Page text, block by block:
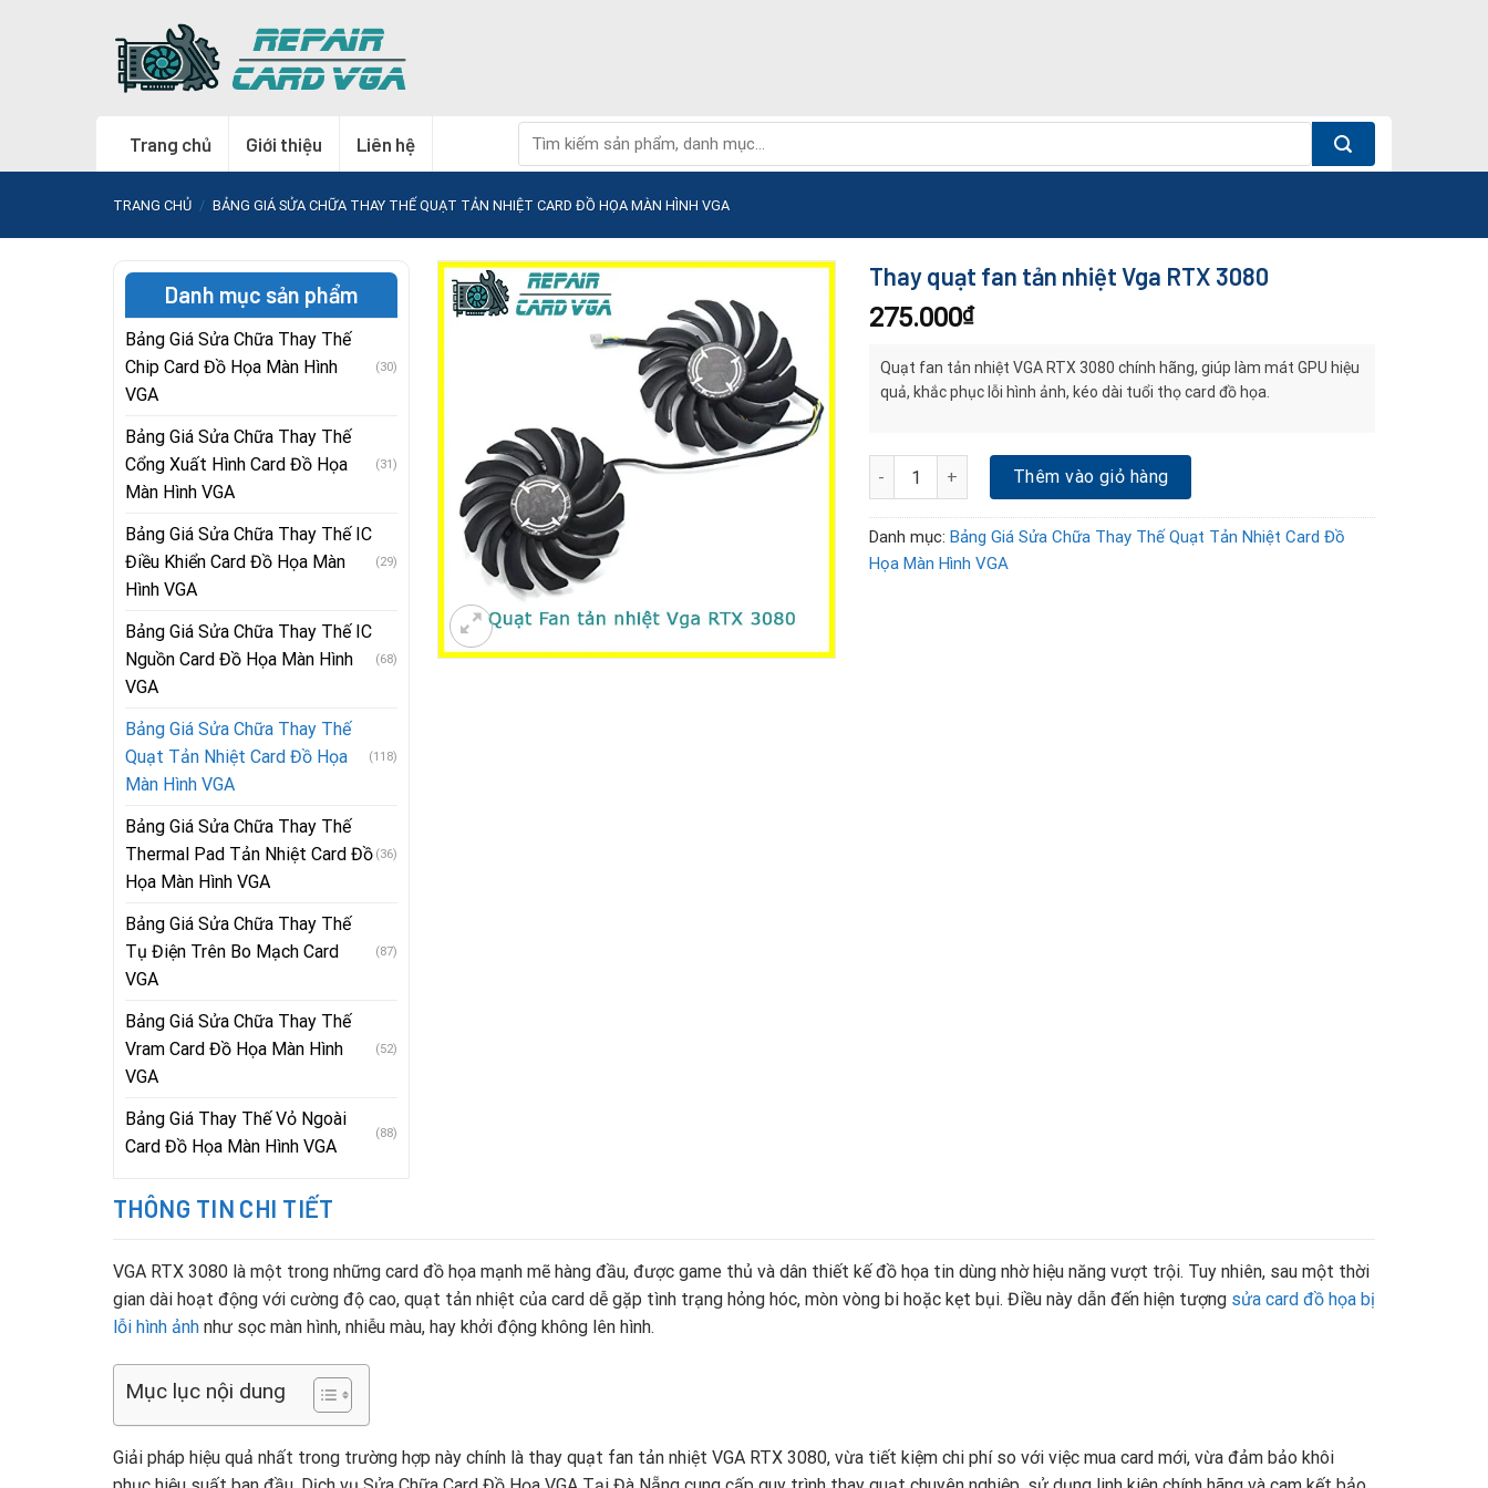
Trang chủ Giới thiệu Liên hệ
kiếm:
TRANG CHỦ / BẢNG GIÁ SỬA CHỮA THAY THẾ QUẠT TẢN NHIỆT CARD ĐỒ HỌA MÀN HÌNH VGA
Thay quạt fan tản nhiệt Vga RTX 3080
275.000₫
Quạt fan tản nhiệt VGA RTX 3080 chính hãng, giúp làm mát GPU hiệu
quả, khắc phục lỗi hình ảnh, kéo dài tuổi thọ card đồ họa.
Thay quạt fan tản nhiệt Vga RTX 3080 số lượng
Thêm vào giỏ hàng
Danh mục: Bảng Giá Sửa Chữa Thay Thế Quạt Tản Nhiệt Card Đồ
Họa Màn Hình VGA
Danh mục sản phẩm
Bảng Giá Sửa Chữa Thay Thế
Chip Card Đồ Họa Màn Hình
VGA
(30)
Bảng Giá Sửa Chữa Thay Thế
Cổng Xuất Hình Card Đồ Họa
Màn Hình VGA
(31)
Bảng Giá Sửa Chữa Thay Thế IC
Điều Khiển Card Đồ Họa Màn
Hình VGA
(29)
Bảng Giá Sửa Chữa Thay Thế IC
Nguồn Card Đồ Họa Màn Hình
VGA
(68)
Bảng Giá Sửa Chữa Thay Thế
Quạt Tản Nhiệt Card Đồ Họa
Màn Hình VGA
(118)
Bảng Giá Sửa Chữa Thay Thế
Thermal Pad Tản Nhiệt Card Đồ
Họa Màn Hình VGA
(36)
Bảng Giá Sửa Chữa Thay Thế
Tụ Điện Trên Bo Mạch Card
VGA
(87)
Bảng Giá Sửa Chữa Thay Thế
Vram Card Đồ Họa Màn Hình
VGA
(52)
Bảng Giá Thay Thế Vỏ Ngoài
Card Đồ Họa Màn Hình VGA
(88)
THÔNG TIN CHI TIẾT
VGA RTX 3080 là một trong những card đồ họa mạnh mẽ hàng đầu, được game thủ và dân thiết kế đồ họa tin dùng nhờ hiệu năng vượt trội. Tuy nhiên, sau một thời
gian dài hoạt động với cường độ cao, quạt tản nhiệt của card dễ gặp tình trạng hỏng hóc, mòn vòng bi hoặc kẹt bụi. Điều này dẫn đến hiện tượng sửa card đồ họa bị
lỗi hình ảnh như sọc màn hình, nhiễu màu, hay khởi động không lên hình.
Mục lục nội dung
Giải pháp hiệu quả nhất trong trường hợp này chính là thay quạt fan tản nhiệt VGA RTX 3080, vừa tiết kiệm chi phí so với việc mua card mới, vừa đảm bảo khôi